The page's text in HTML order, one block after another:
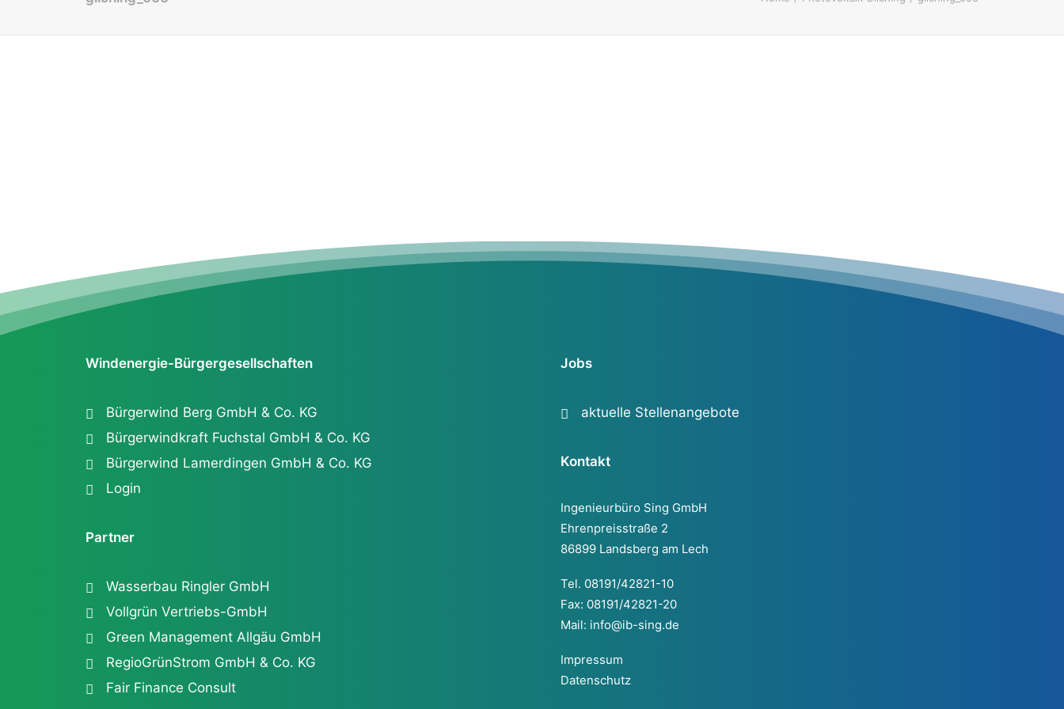
Windenergie-Bürgergesellschaften
Bürgerwind Berg GmbH & Co. KG
Bürgerwindkraft Fuchstal GmbH & Co. KG
Bürgerwind Lamerdingen GmbH & Co. KG
Login
Partner
Wasserbau Ringler GmbH
Vollgrün Vertriebs-GmbH
Green Management Allgäu GmbH
RegioGrünStrom GmbH & Co. KG
Fair Finance Consult
Jobs
aktuelle Stellenangebote
Kontakt
Ingenieurbüro Sing GmbH
Ehrenpreisstraße 2
86899 Landsberg am Lech
Tel. 08191/42821-10
Fax: 08191/42821-20
Mail: info@ib-sing.de
Impressum
Datenschutz